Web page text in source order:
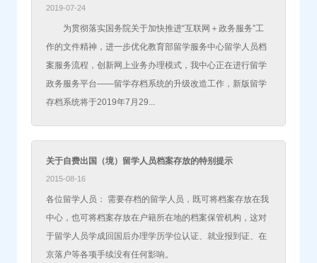
2019-07-24
为贯彻落实国务院关于加快推进“互联网＋政务服务”工
作的文件精神，进一步优化教育部留学服务中心留学人员档
案服务流程，创新网上业务办理模式，我中心正在进行留学
政务服务平台——留学存档系统的升级改造工作，新版留学
存档系统将于2019年7月29...
关于自费出国（境）留学人员档案存放的特别提示
2015-08-16
各位留学人员： 需要存档的留学人员，既可将档案存放在我
中心，也可将档案存放在户籍所在地的档案保管机构，这对
于留学人员学成回国后办理学历学位认证、就业报到证、在
京落户等各项手续没有任何影响。